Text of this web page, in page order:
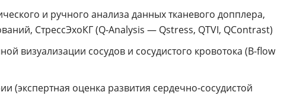
обработки ретро-/проспективной
кинопетли
исследования полости ЛЖ (LVO
и ручного анализа данных тканевого допплера,
СтрессЭхоКГ (Q-Analysis — Qstress, QTVI, QContrast)
визуализации сосудов и сосудистого кровотока (B-flow
(экспертная оценка развития сердечно-сосудистой